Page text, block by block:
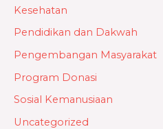
Kesehatan
Pendidikan dan Dakwah
Pengembangan Masyarakat
Program Donasi
Sosial Kemanusiaan
Uncategorized